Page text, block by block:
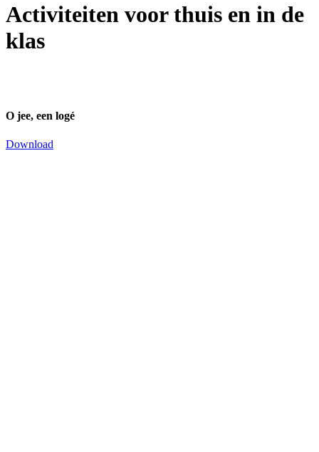
Activiteiten voor thuis en in de
klas
O jee, een logé
Download